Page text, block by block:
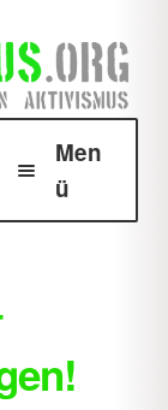
Men
ü